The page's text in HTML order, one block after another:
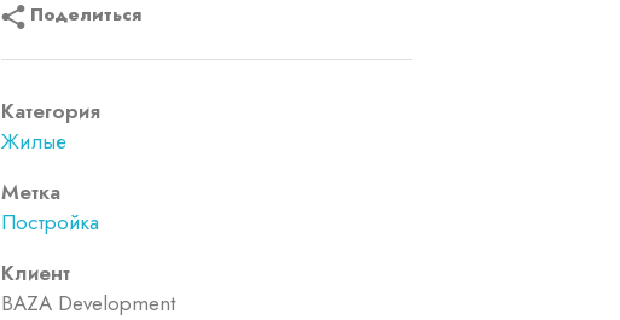
Поделиться
Категория
Жилые
Метка
Постройка
Клиент
BAZA Development